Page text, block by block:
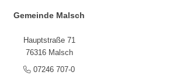
Gemeinde Malsch
Hauptstraße 71
76316 Malsch
07246 707-0